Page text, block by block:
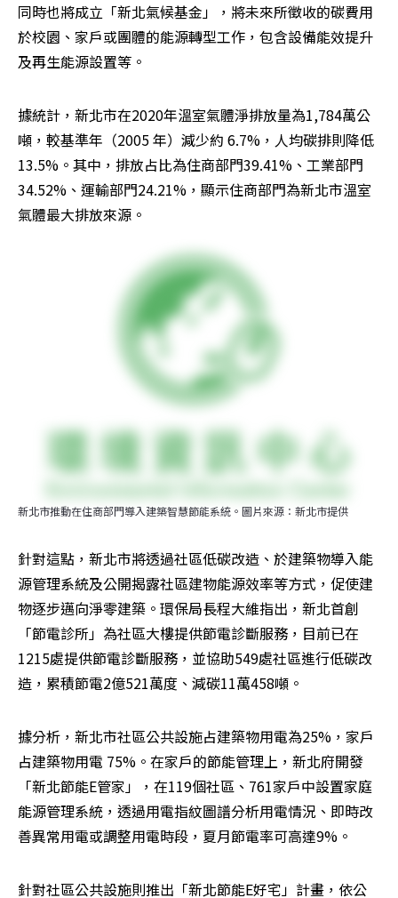
同時也將成立「新北氣候基金」，將未來所徵收的碳費用
於校園、家戶或團體的能源轉型工作，包含設備能效提升
及再生能源設置等。
據統計，新北市在2020年溫室氣體淨排放量為1,784萬公
噸，較基準年（2005 年）減少約 6.7%，人均碳排則降低
13.5%。其中，排放占比為住商部門39.41%、工業部門
34.52%、運輸部門24.21%，顯示住商部門為新北市溫室
氣體最大排放來源。
新北市推動在住商部門導入建築智慧節能系統。圖片來源：新北市提供
針對這點，新北市將透過社區低碳改造、於建築物導入能
源管理系統及公開揭露社區建物能源效率等方式，促使建
物逐步邁向淨零建築。環保局長程大維指出，新北首創
「節電診所」為社區大樓提供節電診斷服務，目前已在
1215處提供節電診斷服務，並協助549處社區進行低碳改
造，累積節電2億521萬度、減碳11萬458噸。
據分析，新北市社區公共設施占建築物用電為25%，家戶
占建築物用電 75%。在家戶的節能管理上，新北府開發
「新北節能E管家」，在119個社區、761家戶中設置家庭
能源管理系統，透過用電指紋圖譜分析用電情況、即時改
善異常用電或調整用電時段，夏月節電率可高達9%。
針對社區公共設施則推出「新北節能E好宅」計畫，依公